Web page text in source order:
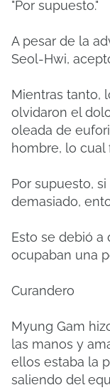
"Por supuesto."
A pesar de la
Seol-Hwi,
Mientras tanto,
olvidaron el
oleada de
hombre, lo cual
Por supuesto,
demasiado,
Esto se debió
ocupaban una
Curandero
Myung Gam
las manos y
ellos estaba la
saliendo del